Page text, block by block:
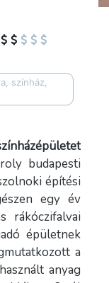
színház,
budapesti
építési
egy év
rákóczifalvai
épületnek
a
anyag